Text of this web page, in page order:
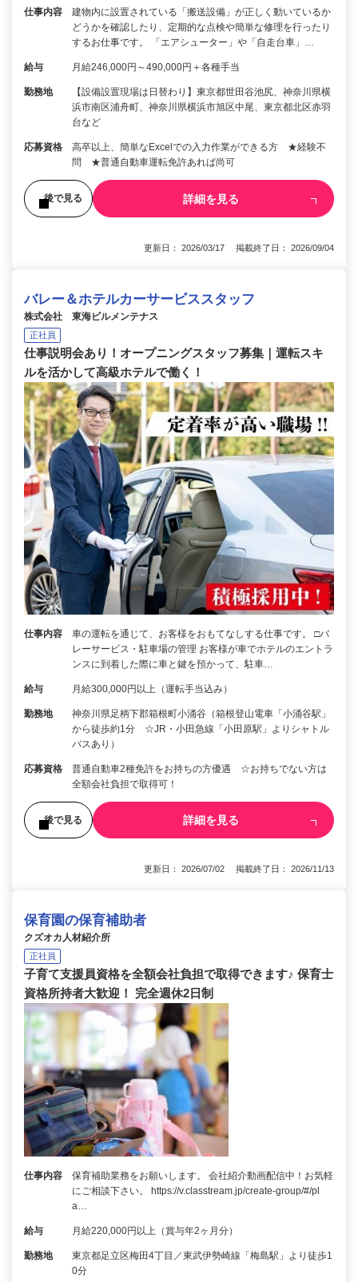
仕事内容
建物内に設置されている「搬送設備」が正しく動いているか
どうかを確認したり、定期的な点検や簡単な修理を行ったり
するお仕事です。 「エアシューター」や「自走台車」…
給与 月給246,000円～490,000円＋各種手当
勤務地
【設備設置現場は日替わり】東京都世田谷池尻、神奈川県横
浜市南区浦舟町、神奈川県横浜市旭区中尾、東京都北区赤羽
台など
応募資格
高卒以上、簡単なExcelでの入力作業ができる方 ★経験不
問 ★普通自動車運転免許あれば尚可
後で見る 詳細を見る
更新日： 2026/03/17 掲載終了日： 2026/09/04
バレー＆ホテルカーサービススタッフ
株式会社 東海ビルメンテナス
正社員
仕事説明会あり！オープニングスタッフ募集｜運転スキ
ルを活かして高級ホテルで働く！
仕事内容
車の運転を通じて、お客様をおもてなしする仕事です。 □バ
レーサービス・駐車場の管理 お客様が車でホテルのエントラ
ンスに到着した際に車と鍵を預かって、駐車…
給与 月給300,000円以上（運転手当込み）
勤務地
神奈川県足柄下郡箱根町小涌谷（箱根登山電車「小涌谷駅」
から徒歩約1分 ☆JR・小田急線「小田原駅」よりシャトル
バスあり）
応募資格
普通自動車2種免許をお持ちの方優遇 ☆お持ちでない方は
全額会社負担で取得可！
後で見る 詳細を見る
更新日： 2026/07/02 掲載終了日： 2026/11/13
保育園の保育補助者
クズオカ人材紹介所
正社員
子育て支援員資格を全額会社負担で取得できます♪ 保育士
資格所持者大歓迎！ 完全週休2日制
仕事内容
保育補助業務をお願いします。 会社紹介動画配信中！お気軽
にご相談下さい。 https://v.classtream.jp/create-group/#/pl
a…
給与 月給220,000円以上（賞与年2ヶ月分）
勤務地
東京都足立区梅田4丁目／東武伊勢崎線「梅島駅」より徒歩1
0分